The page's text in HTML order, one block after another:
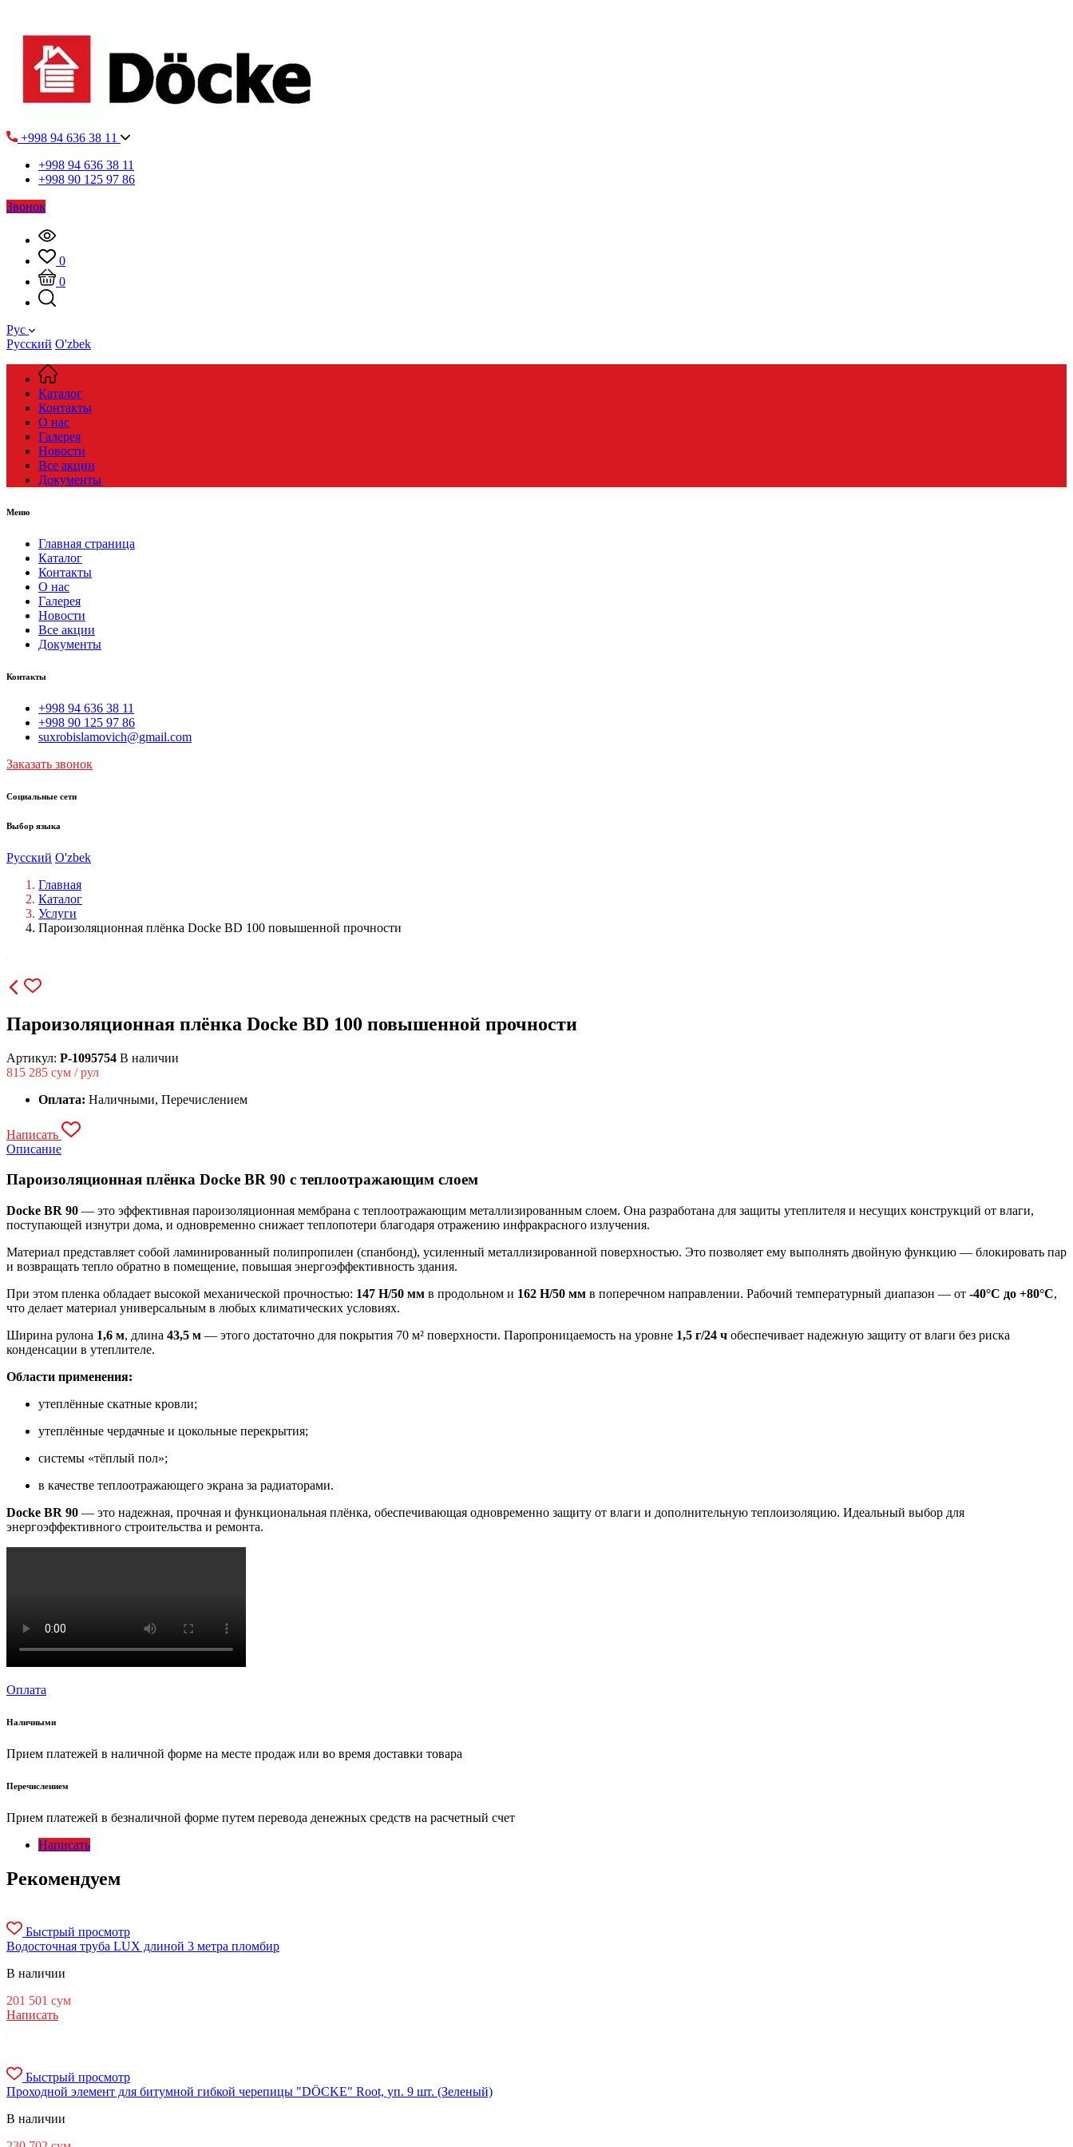
+998 94 636 38 11
+998 94 636 38 11
+998 90 125 97 86
Звонок
0
0
Рус
Русский O'zbek
Каталог
Контакты
О нас
Галерея
Новости
Все акции
Документы
Меню
Главная страница
Каталог
Контакты
О нас
Галерея
Новости
Все акции
Документы
Контакты
+998 94 636 38 11
+998 90 125 97 86
suxrobislamovich@gmail.com
Заказать звонок
Социальные сети
Выбор языка
Русский O'zbek
Главная
Каталог
Услуги
Пароизоляционная плёнка Docke BD 100 повышенной прочности
Пароизоляционная плёнка Docke BD 100 повышенной прочности
Артикул: P-1095754 В наличии
815 285 сум / рул
Оплата: Наличными, Перечислением
Написать
Описание
Пароизоляционная плёнка Docke BR 90 с теплоотражающим слоем
Docke BR 90 — это эффективная пароизоляционная мембрана с теплоотражающим металлизированным слоем. Она разработана для защиты утеплителя и несущих конструкций от влаги,
поступающей изнутри дома, и одновременно снижает теплопотери благодаря отражению инфракрасного излучения.
Материал представляет собой ламинированный полипропилен (спанбонд), усиленный металлизированной поверхностью. Это позволяет ему выполнять двойную функцию — блокировать пар
и возвращать тепло обратно в помещение, повышая энергоэффективность здания.
При этом пленка обладает высокой механической прочностью: 147 Н/50 мм в продольном и 162 Н/50 мм в поперечном направлении. Рабочий температурный диапазон — от -40°C до +80°C,
что делает материал универсальным в любых климатических условиях.
Ширина рулона 1,6 м, длина 43,5 м — этого достаточно для покрытия 70 м² поверхности. Паропроницаемость на уровне 1,5 г/24 ч обеспечивает надежную защиту от влаги без риска
конденсации в утеплителе.
Области применения:
утеплённые скатные кровли;
утеплённые чердачные и цокольные перекрытия;
системы «тёплый пол»;
в качестве теплоотражающего экрана за радиаторами.
Docke BR 90 — это надежная, прочная и функциональная плёнка, обеспечивающая одновременно защиту от влаги и дополнительную теплоизоляцию. Идеальный выбор для
энергоэффективного строительства и ремонта.
Оплата
Наличными
Прием платежей в наличной форме на месте продаж или во время доставки товара
Перечислением
Прием платежей в безналичной форме путем перевода денежных средств на расчетный счет
Написать
Рекомендуем
Быстрый просмотр
Водосточная труба LUX длиной 3 метра пломбир
В наличии
201 501 сум
Написать
Быстрый просмотр
Проходной элемент для битумной гибкой черепицы "DÖCKE" Root, уп. 9 шт. (Зеленый)
В наличии